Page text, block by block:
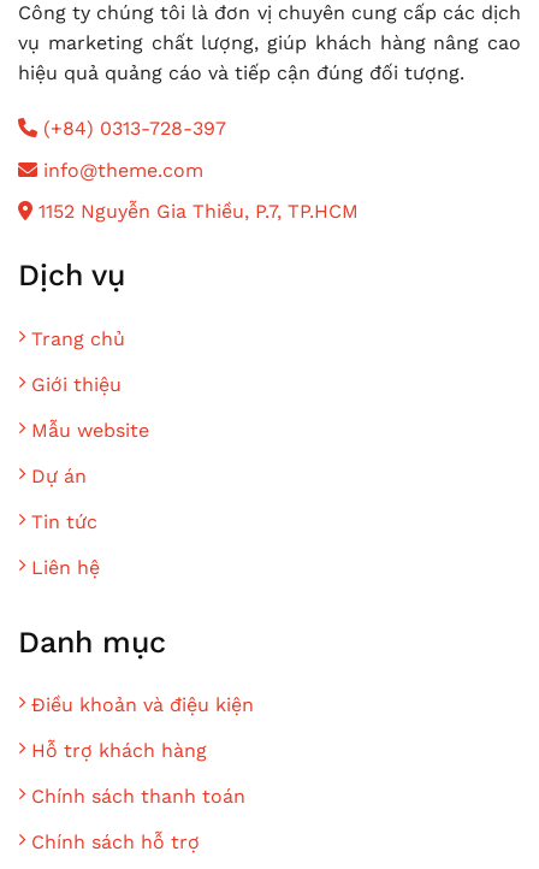
Công ty chúng tôi là đơn vị chuyên cung cấp các dịch
vụ marketing chất lượng, giúp khách hàng nâng cao
hiệu quả quảng cáo và tiếp cận đúng đối tượng.
(+84) 0313-728-397
info@theme.com
1152 Nguyễn Gia Thiều, P.7, TP.HCM
Dịch vụ
Trang chủ
Giới thiệu
Mẫu website
Dự án
Tin tức
Liên hệ
Danh mục
Điều khoản và điệu kiện
Hỗ trợ khách hàng
Chính sách thanh toán
Chính sách hỗ trợ